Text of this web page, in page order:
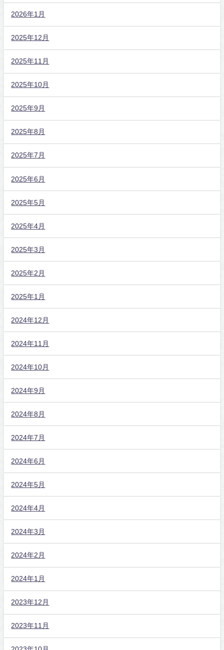
2026年1月
2025年12月
2025年11月
2025年10月
2025年9月
2025年8月
2025年7月
2025年6月
2025年5月
2025年4月
2025年3月
2025年2月
2025年1月
2024年12月
2024年11月
2024年10月
2024年9月
2024年8月
2024年7月
2024年6月
2024年5月
2024年4月
2024年3月
2024年2月
2024年1月
2023年12月
2023年11月